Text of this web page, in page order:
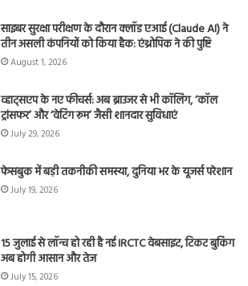
साइबर सुरक्षा परीक्षण के दौरान क्लॉड एआई (Claude AI) ने
तीन असली कंपनियों को किया हैक: एंथ्रोपिक ने की पुष्टि
August 1, 2026
व्हाट्सएप के नए फीचर्स: अब ब्राउजर से भी कॉलिंग, ‘कॉल
ट्रांसफर’ और ‘वेटिंग रूम’ जैसी शानदार सुविधाएं
July 29, 2026
फेसबुक में बड़ी तकनीकी समस्या, दुनिया भर के यूजर्स परेशान
July 19, 2026
15 जुलाई से लॉन्च हो रही है नई IRCTC वेबसाइट, टिकट बुकिंग
अब होगी आसान और तेज
July 15, 2026